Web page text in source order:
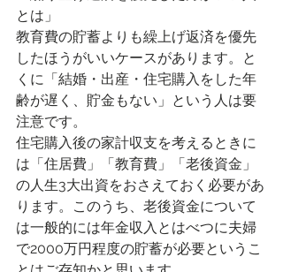
とは」
教育費の貯蓄よりも繰上げ返済を優先
したほうがいいケースがあります。と
くに「結婚・出産・住宅購入をした年
齢が遅く、貯金もない」という人は要
注意です。
住宅購入後の家計収支を考えるときに
は「住居費」「教育費」「老後資金」
の人生3大出資をおさえておく必要があ
ります。このうち、老後資金について
は一般的には年金収入とはべつに夫婦
で2000万円程度の貯蓄が必要というこ